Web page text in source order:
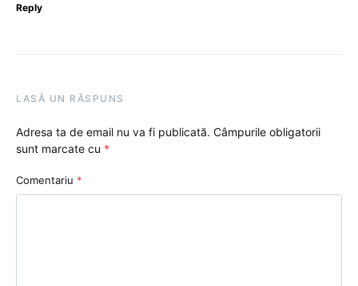
Reply
LASĂ UN RĂSPUNS
Adresa ta de email nu va fi publicată. Câmpurile obligatorii
sunt marcate cu *
Comentariu *